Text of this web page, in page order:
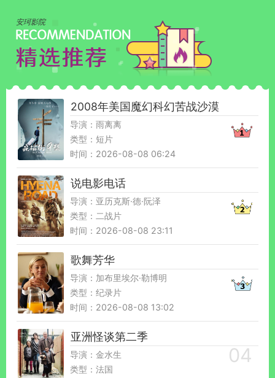
安珂影院
2008年美国魔幻科幻苦战沙漠
导演：雨离离
类型：短片
时间：2026-08-08 06:24
说电影电话
导演：亚历克斯·德·阮泽
类型：二战片
时间：2026-08-08 23:11
歌舞芳华
导演：加布里埃尔·勒博明
类型：纪录片
时间：2026-08-08 13:02
亚洲怪谈第二季
导演：金水生
类型：法国